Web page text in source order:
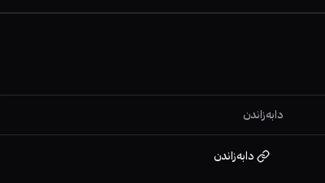
دابەزاندن
دابەزاندن